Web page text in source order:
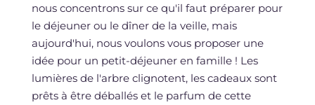
nous concentrons sur ce qu'il faut préparer pour
le déjeuner ou le dîner de la veille, mais
aujourd'hui, nous voulons vous proposer une
idée pour un petit-déjeuner en famille ! Les
lumières de l'arbre clignotent, les cadeaux sont
prêts à être déballés et le parfum de cette